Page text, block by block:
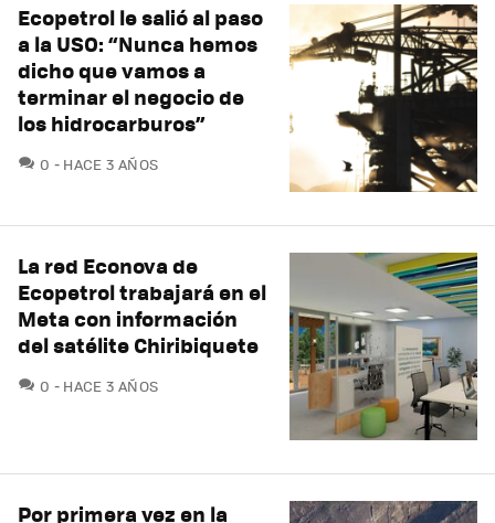
Ecopetrol le salió al paso
a la USO: “Nunca hemos
dicho que vamos a
terminar el negocio de
los hidrocarburos”
0 COMENTARIOS
HACE 3 AÑOS
La red Econova de
Ecopetrol trabajará en el
Meta con información
del satélite Chiribiquete
0 COMENTARIOS
HACE 3 AÑOS
Por primera vez en la